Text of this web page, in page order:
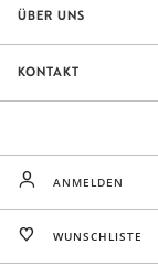
ÜBER UNS
KONTAKT
ANMELDEN
WUNSCHLISTE